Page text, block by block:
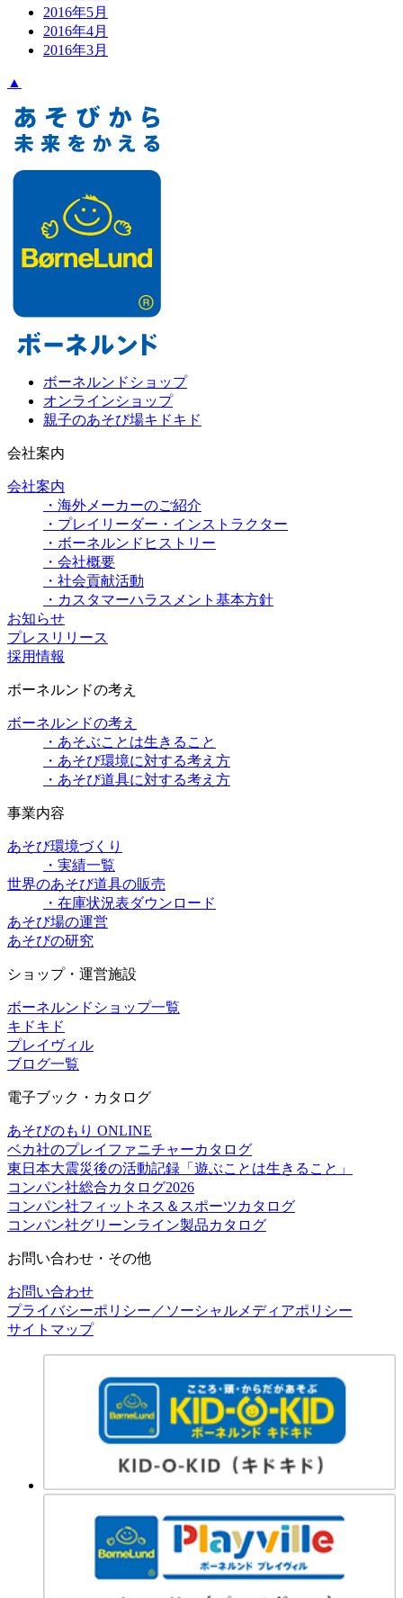
2016年5月
2016年4月
2016年3月
▲
ボーネルンドショップ
オンラインショップ
親子のあそび場キドキド
会社案内
会社案内
・海外メーカーのご紹介
・プレイリーダー・インストラクター
・ボーネルンドヒストリー
・会社概要
・社会貢献活動
・カスタマーハラスメント基本方針
お知らせ
プレスリリース
採用情報
ボーネルンドの考え
ボーネルンドの考え
・あそぶことは生きること
・あそび環境に対する考え方
・あそび道具に対する考え方
事業内容
あそび環境づくり
・実績一覧
世界のあそび道具の販売
・在庫状況表ダウンロード
あそび場の運営
あそびの研究
ショップ・運営施設
ボーネルンドショップ一覧
キドキド
プレイヴィル
ブログ一覧
電子ブック・カタログ
あそびのもり ONLINE
ベカ社のプレイファニチャーカタログ
東日本大震災後の活動記録「遊ぶことは生きること」
コンパン社総合カタログ2026
コンパン社フィットネス＆スポーツカタログ
コンパン社グリーンライン製品カタログ
お問い合わせ・その他
お問い合わせ
プライバシーポリシー／ソーシャルメディアポリシー
サイトマップ